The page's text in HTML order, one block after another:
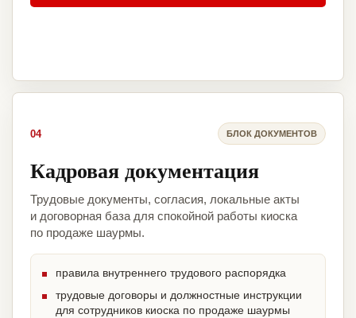
04 БЛОК ДОКУМЕНТОВ
Кадровая документация
Трудовые документы, согласия, локальные акты
и договорная база для спокойной работы киоска
по продаже шаурмы.
правила внутреннего трудового распорядка
трудовые договоры и должностные инструкции
для сотрудников киоска по продаже шаурмы